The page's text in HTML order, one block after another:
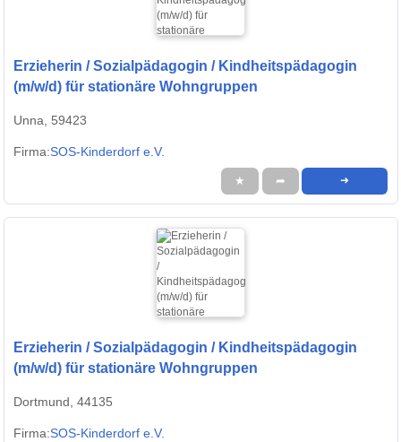
Erzieherin / Sozialpädagogin / Kindheitspädagogin
(m/w/d) für stationäre Wohngruppen
Unna, 59423
Firma:SOS-Kinderdorf e.V.
★ ➦ ➜
Erzieherin / Sozialpädagogin / Kindheitspädagogin
(m/w/d) für stationäre Wohngruppen
Dortmund, 44135
Firma:SOS-Kinderdorf e.V.